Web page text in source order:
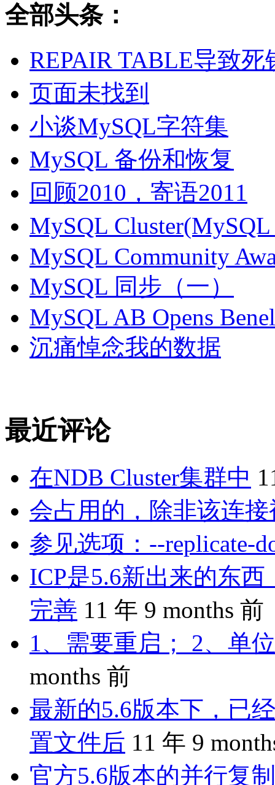
全部头条：
REPAIR TABLE导致死
页面未找到
小谈MySQL字符集
MySQL 备份和恢复
回顾2010，寄语2011
MySQL
MySQL Community
MySQL 同步（一）
MySQL AB Opens
沉痛悼念我的数据
最近评论
在NDB Cluster集群中
会占用的，除非该连
参见选项：--replicate-
ICP是5.6新出来的东
完善 11 年 9 months 前
1、需要重启； 2、单
months 前
最新的5.6版本下，已
置文件后 11 年 9
官方5.6版本的并行复